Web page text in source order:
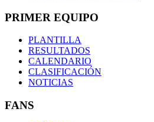
PRIMER EQUIPO
PLANTILLA
RESULTADOS
CALENDARIO
CLASIFICACIÓN
NOTICIAS
FANS